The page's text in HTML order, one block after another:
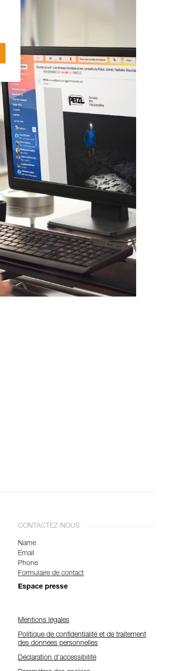
CONTACTEZ-NOUS
Name
Email
Phone
Formulaire de contact
Espace presse
Mentions légales
Politique de confidentialité et de traitement
des données personnelles
Déclaration d'accessibilité